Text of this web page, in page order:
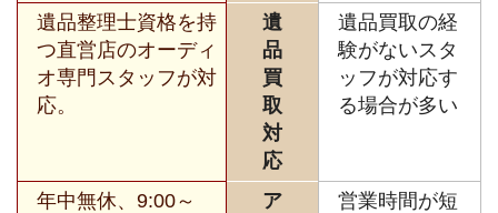
遺品整理士資格を持
つ直営店のオーディ
オ専門スタッフが対
応。
遺
品
買
取
対
応
遺品買取の経
験がないスタ
ッフが対応す
る場合が多い
年中無休、9:00～
ア
営業時間が短